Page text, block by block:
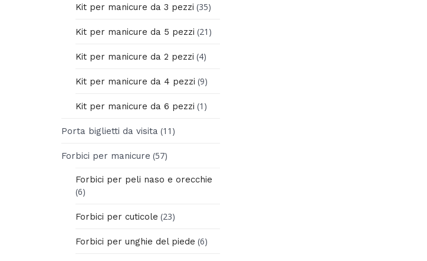
Kit per manicure da 3 pezzi (35)
Kit per manicure da 5 pezzi (21)
Kit per manicure da 2 pezzi (4)
Kit per manicure da 4 pezzi (9)
Kit per manicure da 6 pezzi (1)
Porta biglietti da visita (11)
Forbici per manicure (57)
Forbici per peli naso e orecchie
(6)
Forbici per cuticole (23)
Forbici per unghie del piede (6)